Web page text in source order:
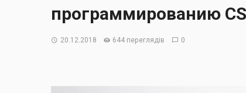
программированию
20.12.2018 644 переглядів 0